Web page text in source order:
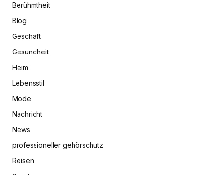
Berühmtheit
Blog
Geschäft
Gesundheit
Heim
Lebensstil
Mode
Nachricht
News
professioneller gehörschutz
Reisen